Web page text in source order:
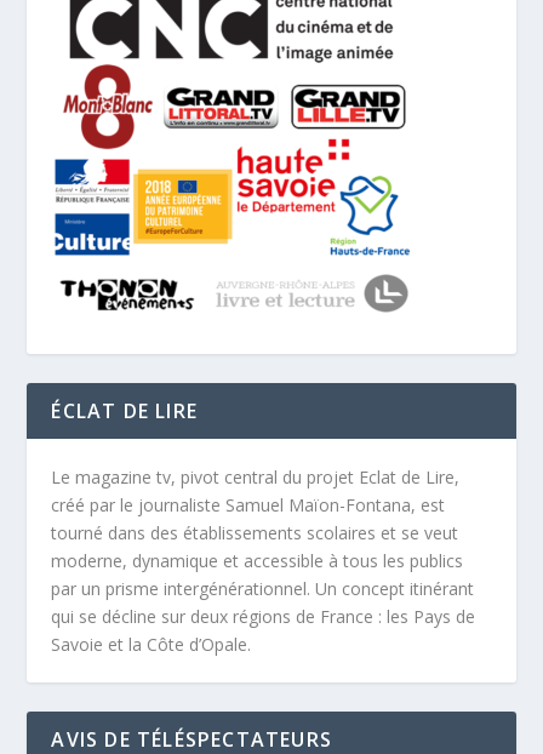
ÉCLAT DE LIRE
Le magazine tv, pivot central du projet Eclat de Lire,
créé par le journaliste Samuel Maïon-Fontana, est
tourné dans des établissements scolaires et se veut
moderne, dynamique et accessible à tous les publics
par un prisme intergénérationnel. Un concept itinérant
qui se décline sur deux régions de France : les Pays de
Savoie et la Côte d’Opale.
AVIS DE TÉLÉSPECTATEURS